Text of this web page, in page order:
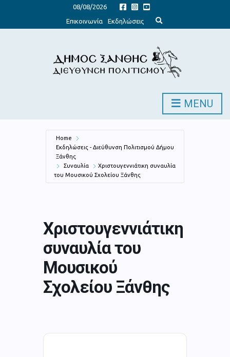
08/08/2026
Επικοινωνία
Εκδηλώσεις
x
d
s
e
c
o
MENU
Home
Εκδηλώσεις - Διεύθυνση Πολιτισμού Δήμου
Ξάνθης
Συναυλία
Χριστουγεννιάτικη συναυλία
του Μουσικού Σχολείου Ξάνθης
Χριστουγεννιάτικη
συναυλία του
Μουσικού
Σχολείου Ξάνθης